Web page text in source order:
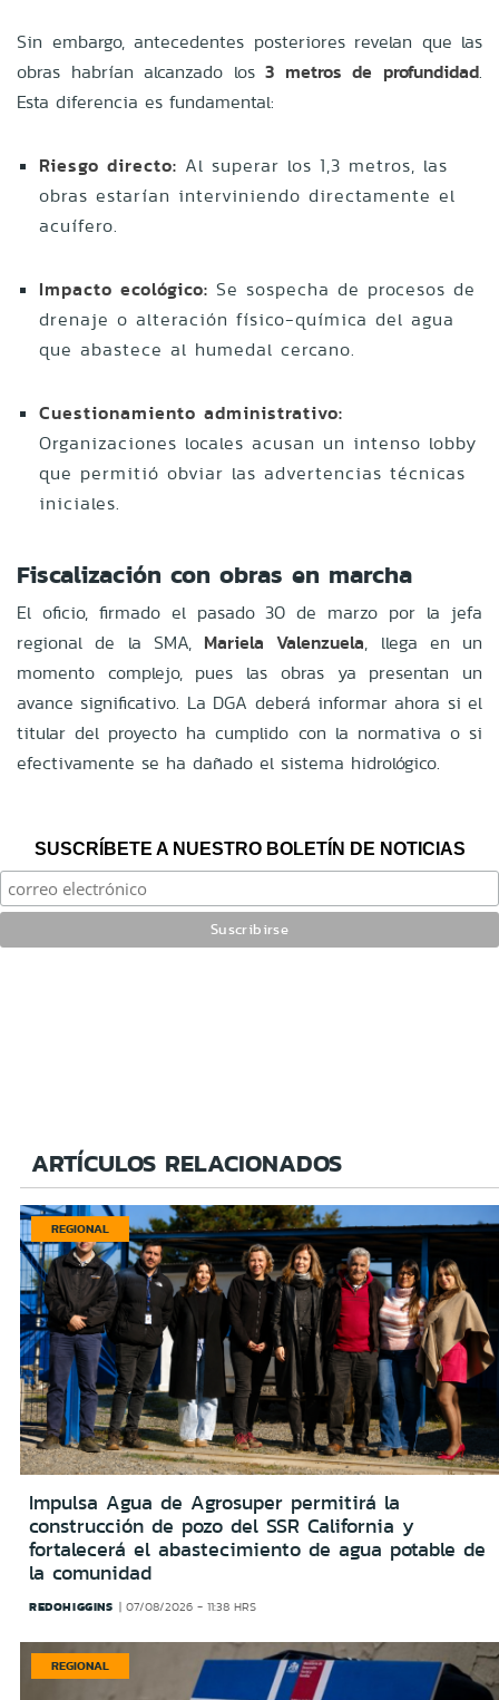
Sin embargo, antecedentes posteriores revelan que las
obras habrían alcanzado los3 metros de profundidad.
Esta diferencia es fundamental:
Riesgo directo: Al superar los 1,3 metros, las
obras estarían interviniendo directamente el
acuífero.
Impacto ecológico: Se sospecha de procesos de
drenaje o alteración físico-química del agua
que abastece al humedal cercano.
Cuestionamiento administrativo:
Organizaciones locales acusan un intenso lobby
que permitió obviar las advertencias técnicas
iniciales.
Fiscalización con obras en marcha
El oficio, firmado el pasado 30 de marzo por la jefa
regional de la SMA, Mariela Valenzuela, llega en un
momento complejo, pues las obras ya presentan un
avance significativo. La DGA deberá informar ahora si el
titular del proyecto ha cumplido con la normativa o si
efectivamente se ha dañado el sistema hidrológico.
SUSCRÍBETE A NUESTRO BOLETÍN DE NOTICIAS
ARTÍCULOS RELACIONADOS
REGIONAL
Impulsa Agua de Agrosuper permitirá la
construcción de pozo del SSR California y
fortalecerá el abastecimiento de agua potable de
la comunidad
REDOHIGGINS 07/08/2026 - 11:38 HRS
REGIONAL